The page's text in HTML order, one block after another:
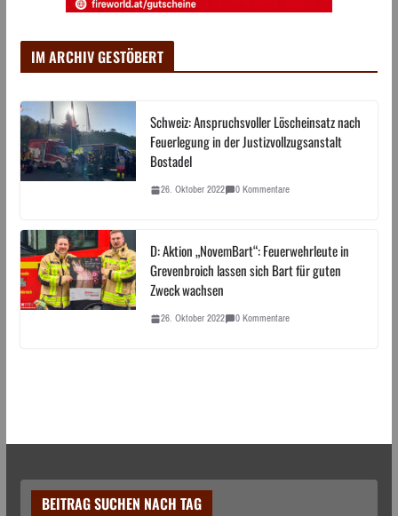
IM ARCHIV GESTÖBERT
Schweiz: Anspruchsvoller Löscheinsatz nach
Feuerlegung in der Justizvollzugsanstalt
Bostadel
26. Oktober 2022 0 Kommentare
D: Aktion „NovemBart“: Feuerwehrleute in
Grevenbroich lassen sich Bart für guten
Zweck wachsen
26. Oktober 2022 0 Kommentare
BEITRAG SUCHEN NACH TAG